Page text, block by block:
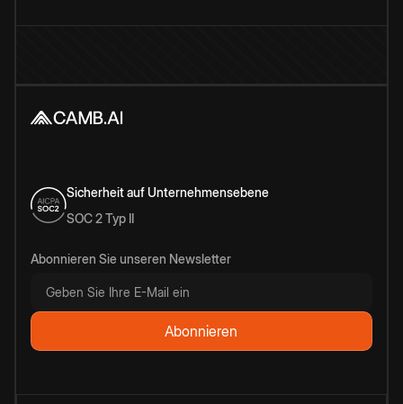
Sicherheit auf Unternehmensebene
SOC 2 Typ II
Abonnieren Sie unseren Newsletter